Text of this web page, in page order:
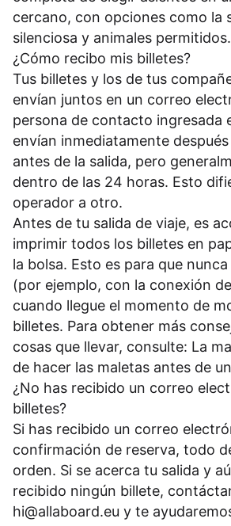
cercano, con opciones como la
silenciosa y animales permitidos.
¿Cómo recibo mis billetes?
Tus billetes y los de tus
envían juntos en un correo
persona de contacto ingresada
envían inmediatamente
antes de la salida, pero
dentro de las 24 horas. Esto
operador a otro.
Antes de tu salida de viaje, es
imprimir todos los billetes en
la bolsa. Esto es para que
(por ejemplo, con la conexión
cuando llegue el momento de
billetes. Para obtener más
cosas que llevar, consulte: La
de hacer las maletas antes de
¿No has recibido un correo
billetes?
Si has recibido un correo
confirmación de reserva, todo
orden. Si se acerca tu salida y
recibido ningún billete,
hi@allaboard.eu y te